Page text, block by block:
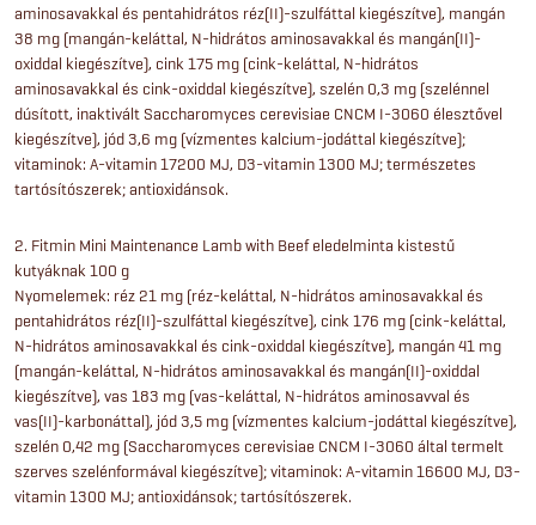
aminosavakkal és pentahidrátos réz(II)-szulfáttal kiegészítve), mangán
38 mg (mangán-keláttal, N-hidrátos aminosavakkal és mangán(II)-
oxiddal kiegészítve), cink 175 mg (cink-keláttal, N-hidrátos
aminosavakkal és cink-oxiddal kiegészítve), szelén 0,3 mg (szelénnel
dúsított, inaktivált Saccharomyces cerevisiae CNCM I-3060 élesztővel
kiegészítve), jód 3,6 mg (vízmentes kalcium-jodáttal kiegészítve);
vitaminok: A-vitamin 17200 MJ, D3-vitamin 1300 MJ; természetes
tartósítószerek; antioxidánsok.
2. Fitmin Mini Maintenance Lamb with Beef eledelminta kistestű
kutyáknak 100 g
Nyomelemek: réz 21 mg (réz-keláttal, N-hidrátos aminosavakkal és
pentahidrátos réz(II)-szulfáttal kiegészítve), cink 176 mg (cink-keláttal,
N-hidrátos aminosavakkal és cink-oxiddal kiegészítve), mangán 41 mg
(mangán-keláttal, N-hidrátos aminosavakkal és mangán(II)-oxiddal
kiegészítve), vas 183 mg (vas-keláttal, N-hidrátos aminosavval és
vas(II)-karbonáttal), jód 3,5 mg (vízmentes kalcium-jodáttal kiegészítve),
szelén 0,42 mg (Saccharomyces cerevisiae CNCM I-3060 által termelt
szerves szelénformával kiegészítve); vitaminok: A-vitamin 16600 MJ, D3-
vitamin 1300 MJ; antioxidánsok; tartósítószerek.